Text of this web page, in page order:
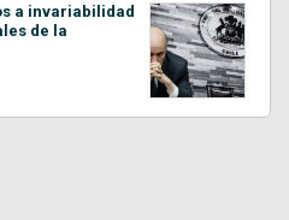
a invariabilidad
de la